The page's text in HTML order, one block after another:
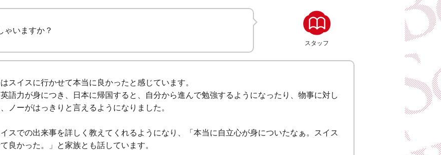
スタッフ
ゃいますか？
スイスに行かせて本当に良かったと感じています。
語力が身につき、日本に帰国すると、自分から進んで勉強するようになったり、物事に対し
ノーがはっきりと言えるようになりました。
スでの出来事を詳しく教えてくれるようになり、「本当に自立心が身についたなぁ。スイス
良かった。」と家族とも話しています。